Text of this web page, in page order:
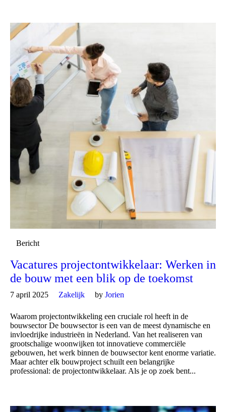
Bericht
Vacatures projectontwikkelaar: Werken in
de bouw met een blik op de toekomst
7 april 2025 Zakelijk by Jorien
Waarom projectontwikkeling een cruciale rol heeft in de
bouwsector De bouwsector is een van de meest dynamische en
invloedrijke industrieën in Nederland. Van het realiseren van
grootschalige woonwijken tot innovatieve commerciële
gebouwen, het werk binnen de bouwsector kent enorme variatie.
Maar achter elk bouwproject schuilt een belangrijke
professional: de projectontwikkelaar. Als je op zoek bent...